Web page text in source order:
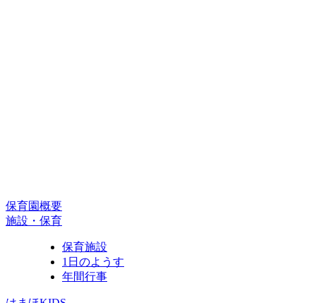
保育園概要
施設・保育
保育施設
1日のようす
年間行事